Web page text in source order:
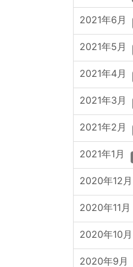
2021年6月
2021年5月
2021年4月
2021年3月
2021年2月
2021年1月
2020年12月
2020年11月
2020年10月
2020年9月